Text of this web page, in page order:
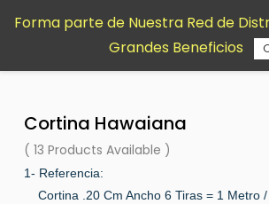
contenido
Cortina Hawaiana
( 13 Products Available )
1- Referencia:
Cortina .20 Cm Ancho 6 Tiras = 1 Metro
Forma parte de Nuestra Red de
Grandes Beneficios